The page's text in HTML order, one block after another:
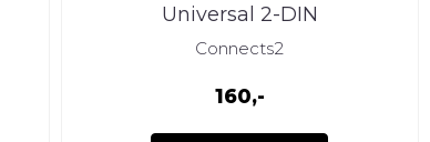
Universal 2-DIN
monteringsramme (103m
Connects2
160,-